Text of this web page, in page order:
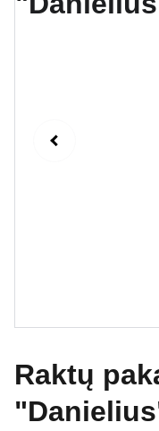
Raktų